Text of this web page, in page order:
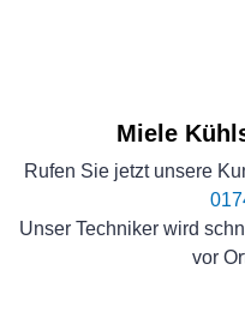
Miele
Rufen Sie jetzt unsere
Unser Techniker wird
vor